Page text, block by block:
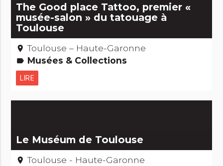
The Good place Tattoo, premier «
musée-salon » du tatouage à
Toulouse
place Toulouse – Haute-Garonne
label Musées & Collections
LIRE
Le Muséum de Toulouse
place Toulouse - Haute-Garonne